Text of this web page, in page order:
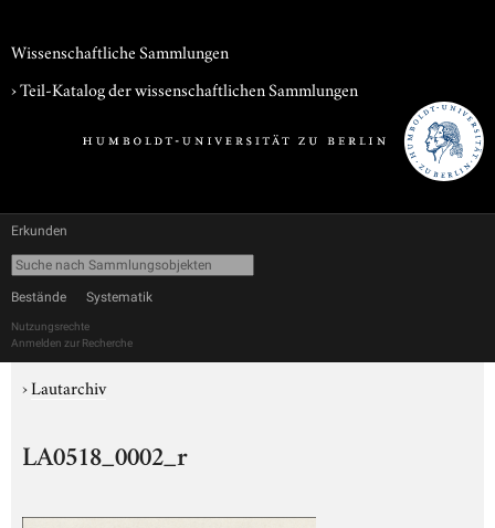
Wissenschaftliche Sammlungen
› Teil-Katalog der wissenschaftlichen Sammlungen
Erkunden
Bestände Systematik
Nutzungsrechte
Anmelden zur Recherche
›Lautarchiv
LA0518_0002_r